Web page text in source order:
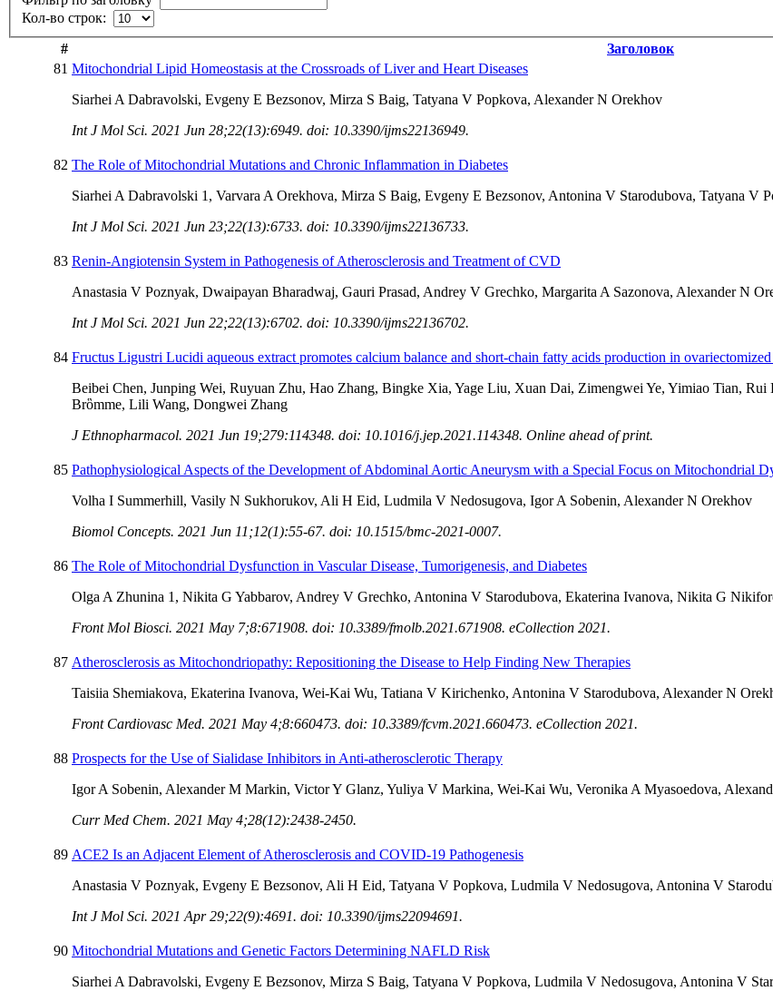
Кол-во строк:
#
Заголовок
81 Mitochondrial Lipid Homeostasis at the Crossroads of Liver and Heart Diseases
Siarhei A Dabravolski, Evgeny E Bezsonov, Mirza S Baig, Tatyana V Popkova, Alexander N Orekhov
Int J Mol Sci. 2021 Jun 28;22(13):6949. doi: 10.3390/ijms22136949.
82 The Role of Mitochondrial Mutations and Chronic Inflammation in Diabetes
Siarhei A Dabravolski 1, Varvara A Orekhova, Mirza S Baig, Evgeny E Bezsonov, Antonina V Starodubova, Tatyana V
Int J Mol Sci. 2021 Jun 23;22(13):6733. doi: 10.3390/ijms22136733.
83 Renin-Angiotensin System in Pathogenesis of Atherosclerosis and Treatment of CVD
Anastasia V Poznyak, Dwaipayan Bharadwaj, Gauri Prasad, Andrey V Grechko, Margarita A Sazonova, Alexander N
Int J Mol Sci. 2021 Jun 22;22(13):6702. doi: 10.3390/ijms22136702.
84 Fructus Ligustri Lucidi aqueous extract promotes calcium balance and short-chain fatty acids production in ovariectomized
Beibei Chen, Junping Wei, Ruyuan Zhu, Hao Zhang, Bingke Xia, Yage Liu, Xuan Dai, Zimengwei Ye, Yimiao Tian,
Brὃmme, Lili Wang, Dongwei Zhang
J Ethnopharmacol. 2021 Jun 19;279:114348. doi: 10.1016/j.jep.2021.114348. Online ahead of print.
85 Pathophysiological Aspects of the Development of Abdominal Aortic Aneurysm with a Special Focus on Mitochondrial
Volha I Summerhill, Vasily N Sukhorukov, Ali H Eid, Ludmila V Nedosugova, Igor A Sobenin, Alexander N Orekhov
Biomol Concepts. 2021 Jun 11;12(1):55-67. doi: 10.1515/bmc-2021-0007.
86 The Role of Mitochondrial Dysfunction in Vascular Disease, Tumorigenesis, and Diabetes
Olga A Zhunina 1, Nikita G Yabbarov, Andrey V Grechko, Antonina V Starodubova, Ekaterina Ivanova, Nikita G
Front Mol Biosci. 2021 May 7;8:671908. doi: 10.3389/fmolb.2021.671908. eCollection 2021.
87 Atherosclerosis as Mitochondriopathy: Repositioning the Disease to Help Finding New Therapies
Taisiia Shemiakova, Ekaterina Ivanova, Wei-Kai Wu, Tatiana V Kirichenko, Antonina V Starodubova, Alexander N
Front Cardiovasc Med. 2021 May 4;8:660473. doi: 10.3389/fcvm.2021.660473. eCollection 2021.
88 Prospects for the Use of Sialidase Inhibitors in Anti-atherosclerotic Therapy
Igor A Sobenin, Alexander M Markin, Victor Y Glanz, Yuliya V Markina, Wei-Kai Wu, Veronika A Myasoedova,
Curr Med Chem. 2021 May 4;28(12):2438-2450.
89 ACE2 Is an Adjacent Element of Atherosclerosis and COVID-19 Pathogenesis
Anastasia V Poznyak, Evgeny E Bezsonov, Ali H Eid, Tatyana V Popkova, Ludmila V Nedosugova, Antonina V
Int J Mol Sci. 2021 Apr 29;22(9):4691. doi: 10.3390/ijms22094691.
90 Mitochondrial Mutations and Genetic Factors Determining NAFLD Risk
Siarhei A Dabravolski, Evgeny E Bezsonov, Mirza S Baig, Tatyana V Popkova, Ludmila V Nedosugova, Antonina V